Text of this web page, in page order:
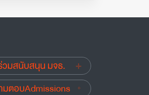
วมสนับสนุน มจธ.
มตอบAdmissions